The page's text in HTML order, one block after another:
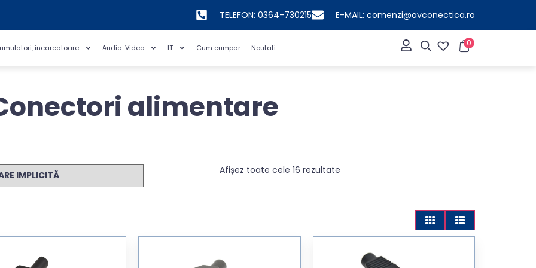
TELEFON: 0364-730215 E-MAIL: comenzi@avconectica.ro
incarcatoare Audio-Video IT Cum cumpar Noutati 0
alimentare
Afișez toate cele 16 rezultate